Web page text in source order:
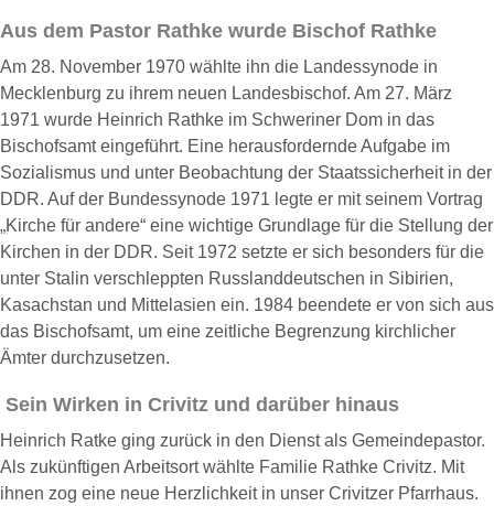
Aus dem Pastor Rathke wurde Bischof Rathke
Am 28. November 1970 wählte ihn die Landessynode in
Mecklenburg zu ihrem neuen Landesbischof. Am 27. März
1971 wurde Heinrich Rathke im Schweriner Dom in das
Bischofsamt eingeführt. Eine herausfordernde Aufgabe im
Sozialismus und unter Beobachtung der Staatssicherheit in der
DDR. Auf der Bundessynode 1971 legte er mit seinem Vortrag
„Kirche für andere“ eine wichtige Grundlage für die Stellung der
Kirchen in der DDR. Seit 1972 setzte er sich besonders für die
unter Stalin verschleppten Russlanddeutschen in Sibirien,
Kasachstan und Mittelasien ein. 1984 beendete er von sich aus
das Bischofsamt, um eine zeitliche Begrenzung kirchlicher
Ämter durchzusetzen.
Sein Wirken in Crivitz und darüber hinaus
Heinrich Ratke ging zurück in den Dienst als Gemeindepastor.
Als zukünftigen Arbeitsort wählte Familie Rathke Crivitz. Mit
ihnen zog eine neue Herzlichkeit in unser Crivitzer Pfarrhaus.